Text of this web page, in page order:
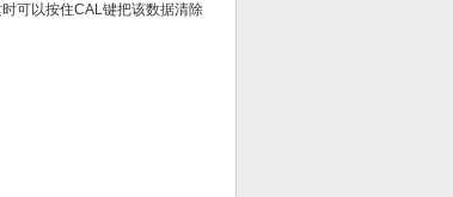
可以按住CAL键把该数据清除